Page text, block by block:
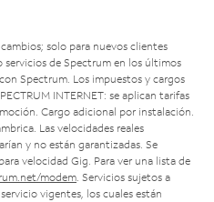
solo para nuevos clientes
de Spectrum en los últimos
Spectrum. Los impuestos y cargos
INTERNET: se aplican tarifas
Cargo adicional por instalación.
Las velocidades reales
y no están garantizadas. Se
velocidad Gig. Para ver una lista de
modem. Servicios sujetos a
vigentes, los cuales están